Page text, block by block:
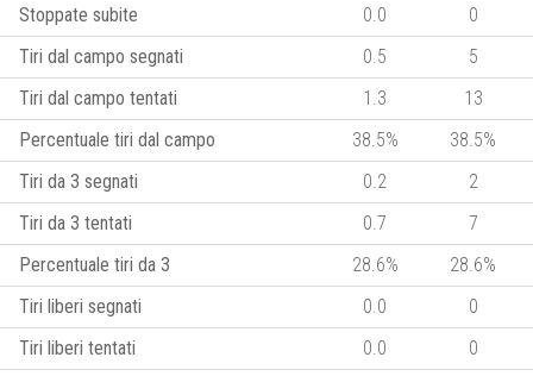
Stoppate subite
0.0
0
Tiri dal campo segnati
0.5
5
Tiri dal campo tentati
1.3
13
Percentuale tiri dal campo
38.5%
38.5%
Tiri da 3 segnati
0.2
2
Tiri da 3 tentati
0.7
7
Percentuale tiri da 3
28.6%
28.6%
Tiri liberi segnati
0.0
0
Tiri liberi tentati
0.0
0